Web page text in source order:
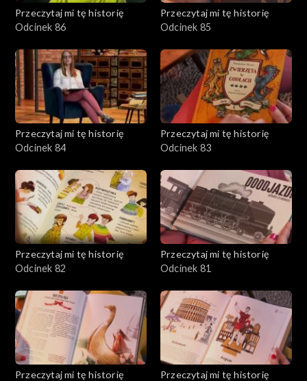
Przeczytaj mi tę historię
Odcinek 86
Przeczytaj mi tę historię
Odcinek 85
Przeczytaj mi tę historię
Odcinek 84
Przeczytaj mi tę historię
Odcinek 83
Przeczytaj mi tę historię
Odcinek 82
Przeczytaj mi tę historię
Odcinek 81
Przeczytaj mi tę historię
Przeczytaj mi tę historię